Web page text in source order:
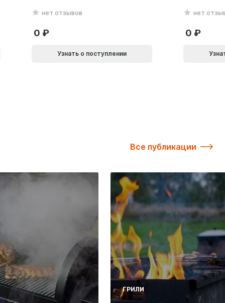
нет отзывов
0
Узнать о поступлении
нет
0
Все публикации
ГРИЛИ